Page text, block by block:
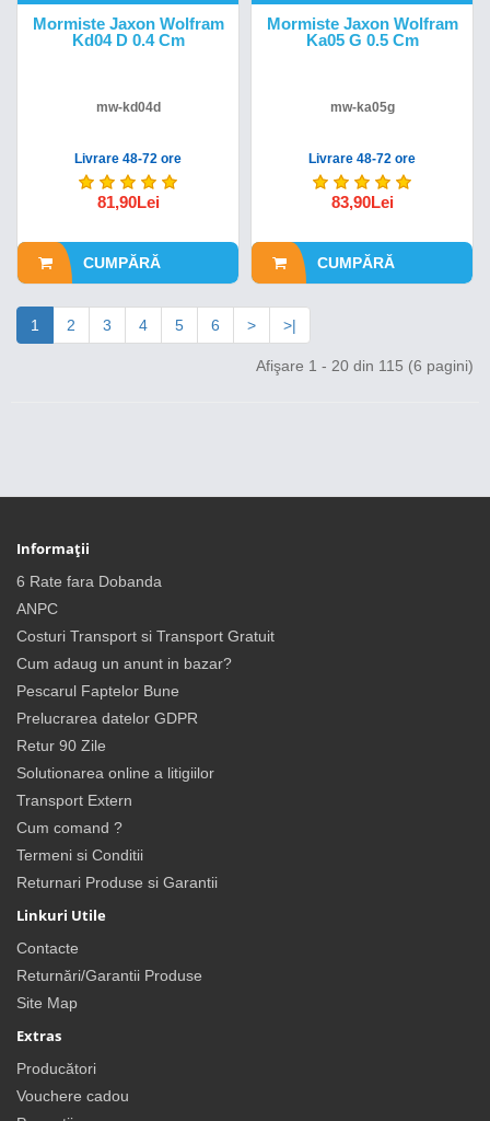
Mormiste Jaxon Wolfram
Kd04 D 0.4 Cm
mw-kd04d
Livrare 48-72 ore
81,90Lei
CUMPĂRĂ
Mormiste Jaxon Wolfram
Ka05 G 0.5 Cm
mw-ka05g
Livrare 48-72 ore
83,90Lei
CUMPĂRĂ
1 2 3 4 5 6 > >|
Afişare 1 - 20 din 115 (6 pagini)
Informații
6 Rate fara Dobanda
ANPC
Costuri Transport si Transport Gratuit
Cum adaug un anunt in bazar?
Pescarul Faptelor Bune
Prelucrarea datelor GDPR
Retur 90 Zile
Solutionarea online a litigiilor
Transport Extern
Cum comand ?
Termeni si Conditii
Returnari Produse si Garantii
Linkuri Utile
Contacte
Returnări/Garantii Produse
Site Map
Extras
Producători
Vouchere cadou